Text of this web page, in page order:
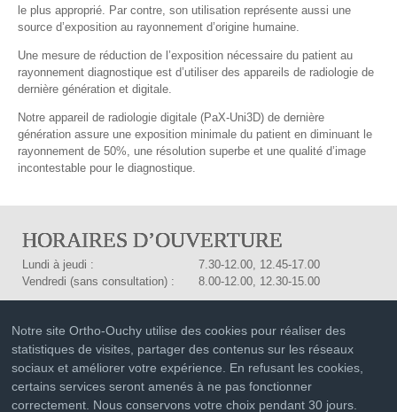
le plus approprié. Par contre, son utilisation représente aussi une
source d’exposition au rayonnement d’origine humaine.
Une mesure de réduction de l’exposition nécessaire du patient au
rayonnement diagnostique est d’utiliser des appareils de radiologie de
dernière génération et digitale.
Notre appareil de radiologie digitale (PaX-Uni3D) de dernière
génération assure une exposition minimale du patient en diminuant le
rayonnement de 50%, une résolution superbe et une qualité d’image
incontestable pour le diagnostique.
HORAIRES D’OUVERTURE
Lundi à jeudi :
7.30-12.00, 12.45-17.00
Vendredi (sans consultation) :
8.00-12.00, 12.30-15.00
Drs méd. dent.
021 601 91 91
Isabella et Christof Joss-Vassalli
021 601 91 92
1006 Lausanne
Plan de situation
Notre site Ortho-Ouchy utilise des cookies pour réaliser des
statistiques de visites, partager des contenus sur les réseaux
sociaux et améliorer votre expérience. En refusant les cookies,
certains services seront amenés à ne pas fonctionner
correctement. Nous conservons votre choix pendant 30 jours.